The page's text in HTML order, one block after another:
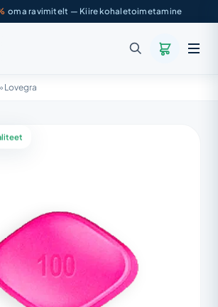
oma ravimitelt — Kiire kohaletoimetamine
Lovegra